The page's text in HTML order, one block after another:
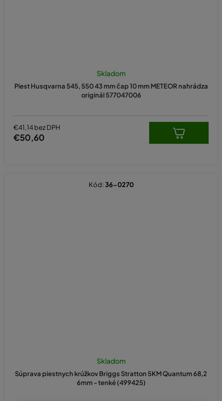
Piest Husqvarna 545, 550 43 mm čap 10 mm METEOR nahrádza
originál 577047006
Skladom
€41,14 bez DPH
€50,60
Súprava piestnych krúžkov Briggs Stratton 5KM Quantum 68,2
6mm - tenké (499425)
Skladom
Kód:36-0270